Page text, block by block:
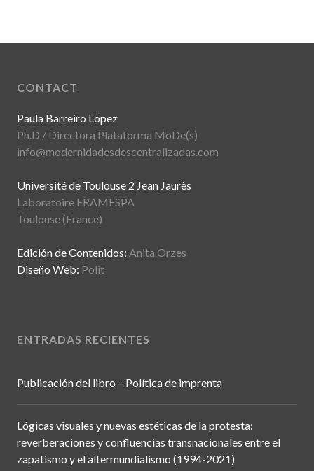
CONTACT
Paula Barreiro López
Ph.D / Directora Plataforma MoDe(s)
info@modernidadesdescentralizadas.com
Université de Toulouse 2 Jean Jaurès
Laboratoire FRAMESPA
Toulouse (France)
Edición de Contenidos: Anita Orzes
Diseño Web: Polit
ENTRADAS RECIENTES
Publicación del libro – Política de imprenta
Lógicas visuales y nuevas estéticas de la protesta:
reverberaciones y confluencias transnacionales entre el
zapatismo y el altermundialismo (1994-2021)